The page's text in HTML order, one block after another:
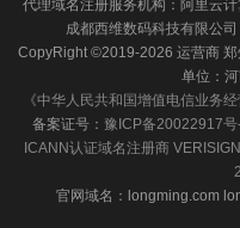
代理域名注册服务机构：阿里云
成都西维数码科技有限公
CopyRight ©2019-2026 运营商
单位：
《中华人民共和国增值电信业务经
备案证号： 豫ICP备20022917号
ICANN认证域名注册商
官网域名：longming.com